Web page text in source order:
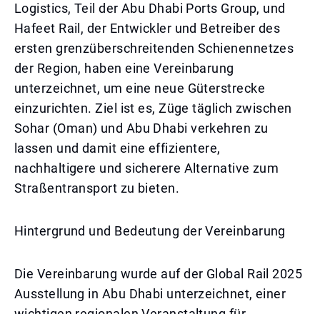
Logistics, Teil der Abu Dhabi Ports Group, und
Hafeet Rail, der Entwickler und Betreiber des
ersten grenzüberschreitenden Schienennetzes
der Region, haben eine Vereinbarung
unterzeichnet, um eine neue Güterstrecke
einzurichten. Ziel ist es, Züge täglich zwischen
Sohar (Oman) und Abu Dhabi verkehren zu
lassen und damit eine effizientere,
nachhaltigere und sicherere Alternative zum
Straßentransport zu bieten.
Hintergrund und Bedeutung der Vereinbarung
Die Vereinbarung wurde auf der Global Rail 2025
Ausstellung in Abu Dhabi unterzeichnet, einer